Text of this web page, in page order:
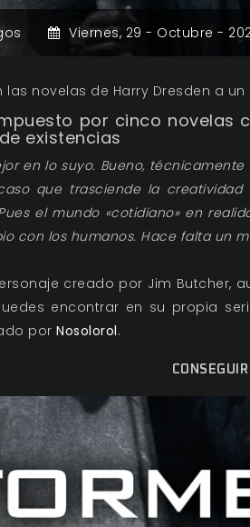
Viernes, 29 - Octubre -
las novelas de Harry Dresden a
por cinco novelas
existencias
en lo suyo. Bueno,
que trasciende la
el mundo «cotidiano» en
con los humanos. Hace falta un
creado por Jim Butcher,
encontrar en su propia
por Nosolorol.
CONSEGUIR